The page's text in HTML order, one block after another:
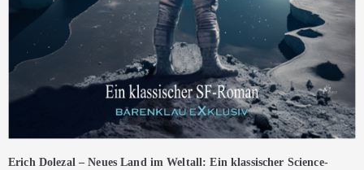
Erich Dolezal – Neues Land im Weltall: Ein klassischer Science-